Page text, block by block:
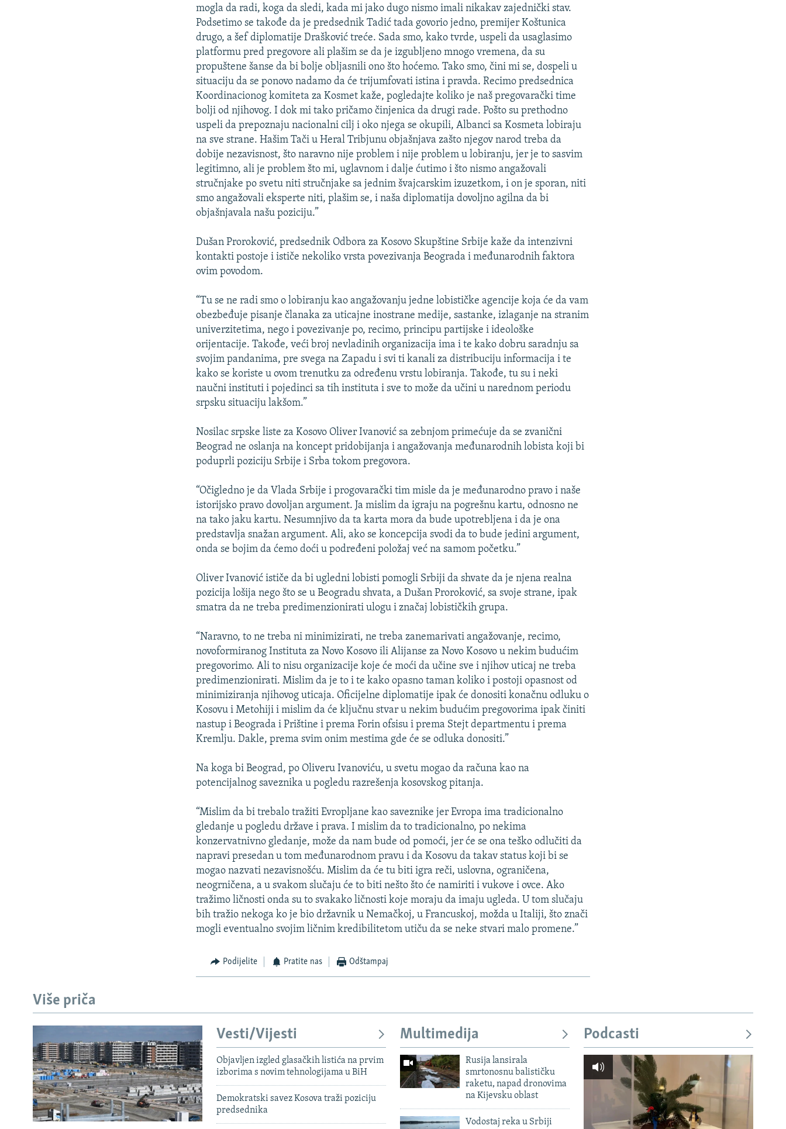
mogla da radi, koga da sledi, kada mi jako dugo nismo imali nikakav zajednički stav.
Podsetimo se takođe da je predsednik Tadić tada govorio jedno, premijer Koštunica
drugo, a šef diplomatije Drašković treće. Sada smo, kako tvrde, uspeli da usaglasimo
platformu pred pregovore ali plašim se da je izgubljeno mnogo vremena, da su
propuštene šanse da bi bolje obljasnili ono što hoćemo. Tako smo, čini mi se, dospeli u
situaciju da se ponovo nadamo da će trijumfovati istina i pravda. Recimo predsednica
Koordinacionog komiteta za Kosmet kaže, pogledajte koliko je naš pregovarački time
bolji od njihovog. I dok mi tako pričamo činjenica da drugi rade. Pošto su prethodno
uspeli da prepoznaju nacionalni cilj i oko njega se okupili, Albanci sa Kosmeta lobiraju
na sve strane. Hašim Tači u Heral Tribjunu objašnjava zašto njegov narod treba da
dobije nezavisnost, što naravno nije problem i nije problem u lobiranju, jer je to sasvim
legitimno, ali je problem što mi, uglavnom i dalje ćutimo i što nismo angažovali
stručnjake po svetu niti stručnjake sa jednim švajcarskim izuzetkom, i on je sporan, niti
smo angažovali eksperte niti, plašim se, i naša diplomatija dovoljno agilna da bi
objašnjavala našu poziciju.”
Dušan Proroković, predsednik Odbora za Kosovo Skupštine Srbije kaže da intenzivni
kontakti postoje i ističe nekoliko vrsta povezivanja Beograda i međunarodnih faktora
ovim povodom.
“Tu se ne radi smo o lobiranju kao angažovanju jedne lobističke agencije koja će da vam
obezbeđuje pisanje članaka za uticajne inostrane medije, sastanke, izlaganje na stranim
univerzitetima, nego i povezivanje po, recimo, principu partijske i ideološke
orijentacije. Takođe, veći broj nevladinih organizacija ima i te kako dobru saradnju sa
svojim pandanima, pre svega na Zapadu i svi ti kanali za distribuciju informacija i te
kako se koriste u ovom trenutku za određenu vrstu lobiranja. Takođe, tu su i neki
naučni instituti i pojedinci sa tih instituta i sve to može da učini u narednom periodu
srpsku situaciju lakšom.”
Nosilac srpske liste za Kosovo Oliver Ivanović sa zebnjom primećuje da se zvanični
Beograd ne oslanja na koncept pridobijanja i angažovanja međunarodnih lobista koji bi
poduprli poziciju Srbije i Srba tokom pregovora.
“Očigledno je da Vlada Srbije i progovarački tim misle da je međunarodno pravo i naše
istorijsko pravo dovoljan argument. Ja mislim da igraju na pogrešnu kartu, odnosno ne
na tako jaku kartu. Nesumnjivo da ta karta mora da bude upotrebljena i da je ona
predstavlja snažan argument. Ali, ako se koncepcija svodi da to bude jedini argument,
onda se bojim da ćemo doći u podređeni položaj već na samom početku.”
Oliver Ivanović ističe da bi ugledni lobisti pomogli Srbiji da shvate da je njena realna
pozicija lošija nego što se u Beogradu shvata, a Dušan Proroković, sa svoje strane, ipak
smatra da ne treba predimenzionirati ulogu i značaj lobističkih grupa.
“Naravno, to ne treba ni minimizirati, ne treba zanemarivati angažovanje, recimo,
novoformiranog Instituta za Novo Kosovo ili Alijanse za Novo Kosovo u nekim budućim
pregovorimo. Ali to nisu organizacije koje će moći da učine sve i njihov uticaj ne treba
predimenzionirati. Mislim da je to i te kako opasno taman koliko i postoji opasnost od
minimiziranja njihovog uticaja. Oficijelne diplomatije ipak će donositi konačnu odluku o
Kosovu i Metohiji i mislim da će ključnu stvar u nekim budućim pregovorima ipak činiti
nastup i Beograda i Prištine i prema Forin ofsisu i prema Stejt departmentu i prema
Kremlju. Dakle, prema svim onim mestima gde će se odluka donositi.”
Na koga bi Beograd, po Oliveru Ivanoviću, u svetu mogao da računa kao na
potencijalnog saveznika u pogledu razrešenja kosovskog pitanja.
“Mislim da bi trebalo tražiti Evropljane kao saveznike jer Evropa ima tradicionalno
gledanje u pogledu države i prava. I mislim da to tradicionalno, po nekima
konzervatnivno gledanje, može da nam bude od pomoći, jer će se ona teško odlučiti da
napravi presedan u tom međunarodnom pravu i da Kosovu da takav status koji bi se
mogao nazvati nezavisnošću. Mislim da će tu biti igra reči, uslovna, ograničena,
neogrničena, a u svakom slučaju će to biti nešto što će namiriti i vukove i ovce. Ako
tražimo ličnosti onda su to svakako ličnosti koje moraju da imaju ugleda. U tom slučaju
bih tražio nekoga ko je bio državnik u Nemačkoj, u Francuskoj, možda u Italiji, što znači
mogli eventualno svojim ličnim kredibilitetom utiču da se neke stvari malo promene.”
Podijelite Pratite nas Odštampaj
Više priča
Vesti/Vijesti
Objavljen izgled glasačkih listića na prvim
izborima s novim tehnologijama u BiH
Demokratski savez Kosova traži poziciju
predsednika
Multimedija
Rusija lansirala
smrtonosnu balističku
raketu, napad dronovima
na Kijevsku oblast
Vodostaj reka u Srbiji
Podcasti